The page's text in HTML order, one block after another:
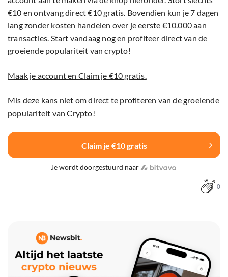
€10 en ontvang direct €10 gratis. Bovendien kun je 7 dagen
lang zonder kosten handelen over je eerste €10.000 aan
transacties. Start vandaag nog en profiteer direct van de
groeiende populariteit van crypto!
Maak je account en Claim je €10 gratis.
Mis deze kans niet om direct te profiteren van de groeiende
populariteit van Crypto!
Claim je €10 gratis
Je wordt doorgestuurd naar
0